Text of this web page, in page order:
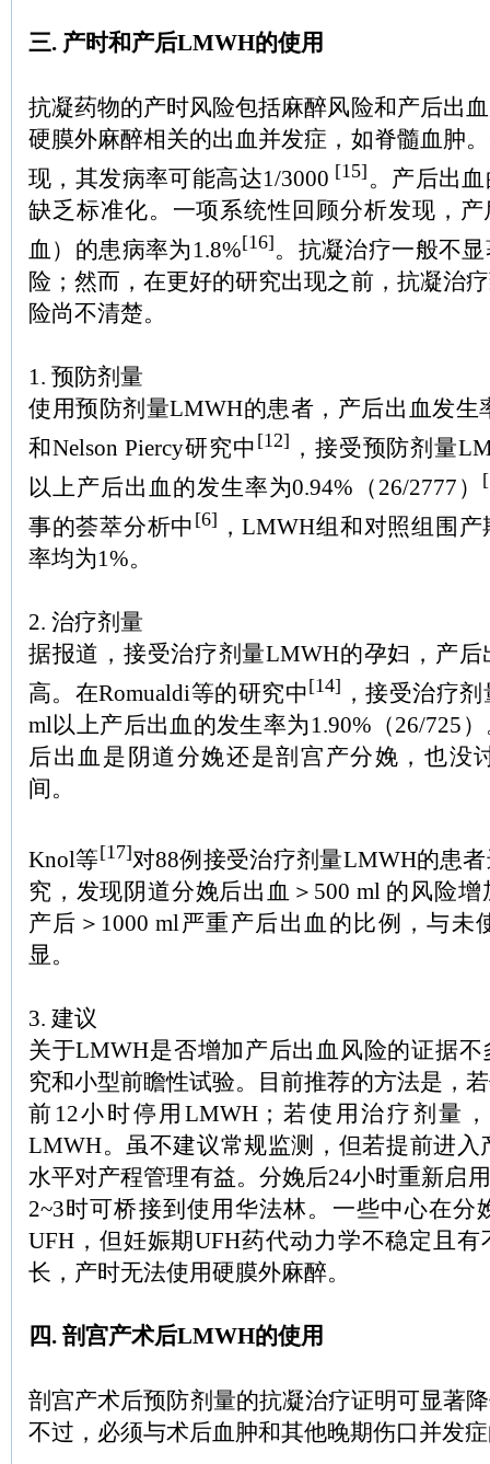
三. 产时和产后LMWH的使用
抗凝药物的产时风险包括麻醉风险和产后出
硬膜外麻醉相关的出血并发症，如脊髓血肿
现，其发病率可能高达1/3000 [15] 。产后出
缺乏标准化。一项系统性回顾分析发现，产
血）的患病率为1.8%[16]。抗凝治疗一般不
险；然而，在更好的研究出现之前，抗凝治
险尚不清楚。
1. 预防剂量
使用预防剂量LMWH的患者，产后出血发生
和Nelson Piercy研究中 [12] ，接受预防剂量
以上产后出血的发生率为0.94%（26/2777）
事的荟萃分析中 [6] ，LMWH组和对照组围
率均为1%。
2. 治疗剂量
据报道，接受治疗剂量LMWH的孕妇，产
高。在Romualdi等的研究中[14] ，接受治疗
ml以上产后出血的发生率为1.90%（26/725
后出血是阴道分娩还是剖宫产分娩，也没
间。
Knol等[17]对88例接受治疗剂量LMWH的患
究，发现阴道分娩后出血＞500 ml 的风险
产后＞1000 ml严重产后出血的比例，与未
显。
3. 建议
关于LMWH是否增加产后出血风险的证据
究和小型前瞻性试验。目前推荐的方法是，
前12小时停用LMWH；若使用治疗剂量
LMWH。虽不建议常规监测，但若提前进
水平对产程管理有益。分娩后24小时重新启
2~3时可桥接到使用华法林。一些中心在分
UFH，但妊娠期UFH药代动力学不稳定且
长，产时无法使用硬膜外麻醉。
四. 剖宫产术后LMWH的使用
剖宫产术后预防剂量的抗凝治疗证明可显著
不过，必须与术后血肿和其他晚期伤口并发